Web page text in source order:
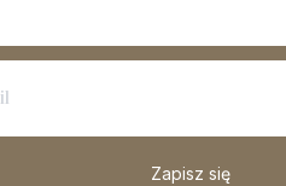
Zapisz się